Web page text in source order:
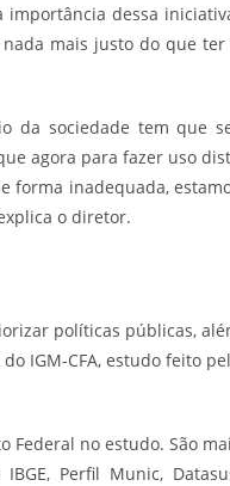
dessa
nada mais justo do que ter
da sociedade tem que
agora para fazer uso
forma inadequada,
o diretor.
políticas públicas,
IGM-CFA, estudo feito
Federal no estudo. São
Perfil Munic,